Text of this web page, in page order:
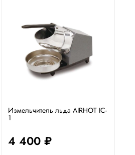
Измельчитель льда AIRHOT IC-
1
4 400 ₽